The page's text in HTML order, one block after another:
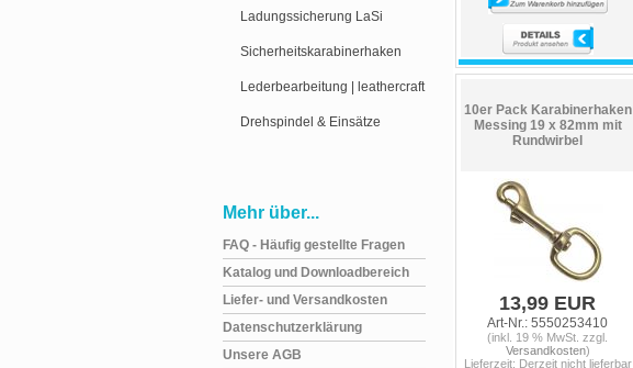
Ladungssicherung LaSi
Sicherheitskarabinerhaken
Lederbearbeitung | leathercraft
Drehspindel & Einsätze
Mehr über...
FAQ - Häufig gestellte Fragen
Katalog und Downloadbereich
Liefer- und Versandkosten
Datenschutzerklärung
Unsere AGB
10er Pack Karabinerhaken
Messing 19 x 82mm mit
Rundwirbel
13,99 EUR
Art-Nr.: 5550253410
(inkl. 19 % MwSt. zzgl.
Versandkosten)
Lieferzeit: Derzeit nicht lieferbar